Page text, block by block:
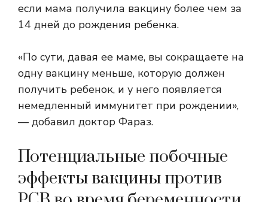
если мама получила вакцину более чем за
14 дней до рождения ребенка.
«По сути, давая ее маме, вы сокращаете на
одну вакцину меньше, которую должен
получить ребенок, и у него появляется
немедленный иммунитет при рождении»,
— добавил доктор Фараз.
Потенциальные побочные
эффекты вакцины против